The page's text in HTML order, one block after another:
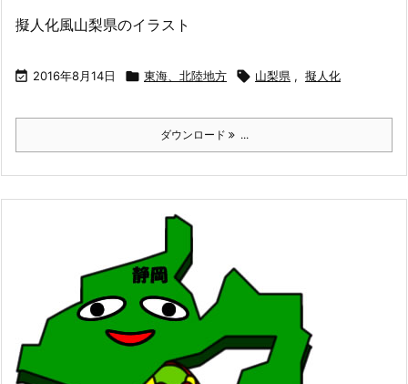
擬人化風山梨県のイラスト
 2016年8月14日  東海、北陸地方  山梨県 , 擬人化
ダウンロード ...